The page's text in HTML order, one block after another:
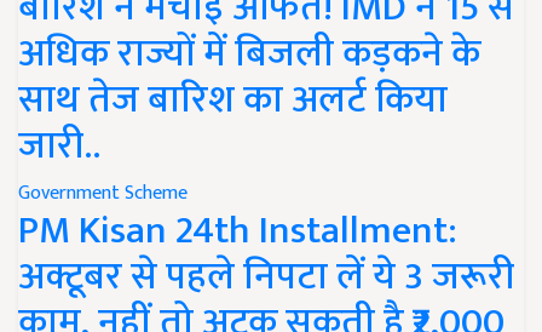
अधिक राज्यों में बिजली कड़कने के
साथ तेज बारिश का अलर्ट किया
जारी..
Government Scheme
PM Kisan 24th Installment:
अक्टूबर से पहले निपटा लें ये 3 जरूरी